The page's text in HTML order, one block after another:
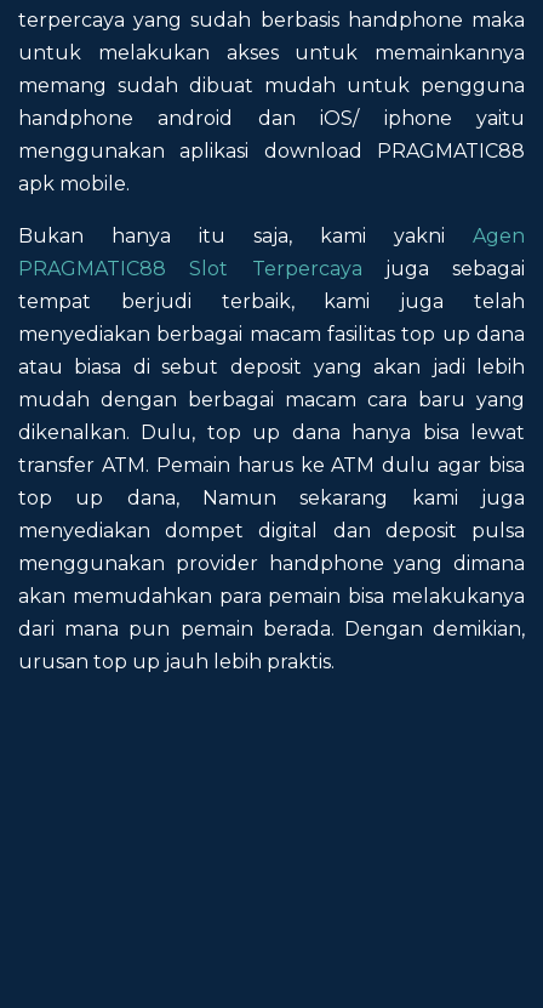
terpercaya yang sudah berbasis handphone maka
untuk melakukan akses untuk memainkannya
memang sudah dibuat mudah untuk pengguna
handphone android dan iOS/ iphone yaitu
menggunakan aplikasi download PRAGMATIC88
apk mobile.
Bukan hanya itu saja, kami yakniAgen
PRAGMATIC88 Slot Terpercaya juga sebagai
tempat berjudi terbaik, kami juga telah
menyediakan berbagai macam fasilitas top up dana
atau biasa di sebut deposit yang akan jadi lebih
mudah dengan berbagai macam cara baru yang
dikenalkan. Dulu, top up dana hanya bisa lewat
transfer ATM. Pemain harus ke ATM dulu agar bisa
top up dana, Namun sekarang kami juga
menyediakan dompet digital dan deposit pulsa
menggunakan provider handphone yang dimana
akan memudahkan para pemain bisa melakukanya
dari mana pun pemain berada. Dengan demikian,
urusan top up jauh lebih praktis.